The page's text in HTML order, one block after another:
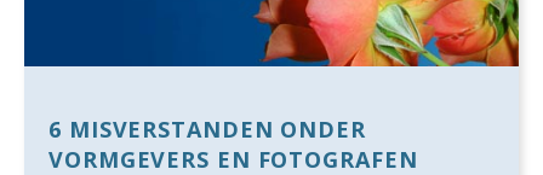
6 MISVERSTANDEN ONDER
VORMGEVERS EN FOTOGRAFEN